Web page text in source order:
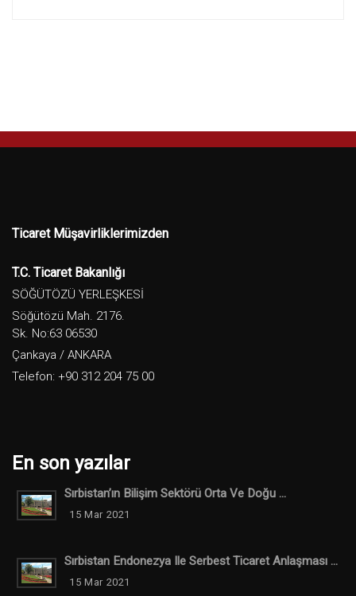
Ticaret Müşavirliklerimizden
T.C. Ticaret Bakanlığı
SÖĞÜTÖZÜ YERLEŞKESİ
Söğütözü Mah. 2176.
Sk. No:63 06530
Çankaya / ANKARA
Telefon: +90 312 204 75 00
En son yazılar
Sırbistan’ın Bilişim Sektörü Orta Ve Doğu ...
15 Mar 2021
Sırbistan Endonezya Ile Serbest Ticaret Anlaşması ...
15 Mar 2021